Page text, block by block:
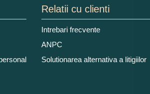
Relatii cu clienti
Intrebari frecvente
ANPC
Solutionarea alternativa a litigiilor